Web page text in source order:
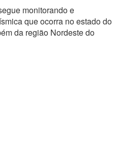
monitorando e
que ocorra no estado do
da região Nordeste do